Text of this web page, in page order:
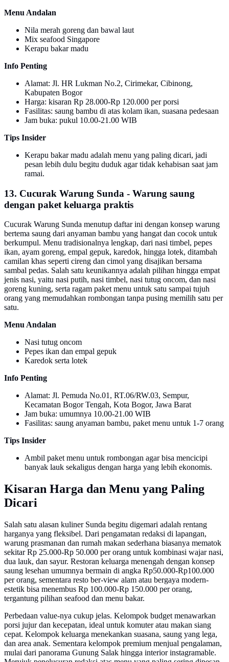
Menu Andalan
Nila merah goreng dan bawal laut
Mix seafood Singapore
Kerapu bakar madu
Info Penting
Alamat: Jl. HR Lukman No.2, Cirimekar, Cibinong,
Kabupaten Bogor
Harga: kisaran Rp 28.000-Rp 120.000 per porsi
Fasilitas: saung bambu di atas kolam ikan, suasana pedesaan
Jam buka: pukul 10.00-21.00 WIB
Tips Insider
Kerapu bakar madu adalah menu yang paling dicari, jadi
pesan lebih dulu begitu duduk agar tidak kehabisan saat jam
ramai.
13. Cucurak Warung Sunda - Warung saung
dengan paket keluarga praktis
Cucurak Warung Sunda menutup daftar ini dengan konsep warung
bertema saung dari anyaman bambu yang hangat dan cocok untuk
berkumpul. Menu tradisionalnya lengkap, dari nasi timbel, pepes
ikan, ayam goreng, empal gepuk, karedok, hingga lotek, ditambah
camilan khas seperti cireng dan cimol yang disajikan bersama
sambal pedas. Salah satu keunikannya adalah pilihan hingga empat
jenis nasi, yaitu nasi putih, nasi timbel, nasi tutug oncom, dan nasi
goreng kuning, serta ragam paket menu untuk satu sampai tujuh
orang yang memudahkan rombongan tanpa pusing memilih satu per
satu.
Menu Andalan
Nasi tutug oncom
Pepes ikan dan empal gepuk
Karedok serta lotek
Info Penting
Alamat: Jl. Pemuda No.01, RT.06/RW.03, Sempur,
Kecamatan Bogor Tengah, Kota Bogor, Jawa Barat
Jam buka: umumnya 10.00-21.00 WIB
Fasilitas: saung anyaman bambu, paket menu untuk 1-7 orang
Tips Insider
Ambil paket menu untuk rombongan agar bisa mencicipi
banyak lauk sekaligus dengan harga yang lebih ekonomis.
Kisaran Harga dan Menu yang Paling
Dicari
Salah satu alasan kuliner Sunda begitu digemari adalah rentang
harganya yang fleksibel. Dari pengamatan redaksi di lapangan,
warung prasmanan dan rumah makan sederhana biasanya mematok
sekitar Rp 25.000-Rp 50.000 per orang untuk kombinasi wajar nasi,
dua lauk, dan sayur. Restoran keluarga menengah dengan konsep
saung lesehan umumnya bermain di angka Rp50.000-Rp100.000
per orang, sementara resto ber-view alam atau bergaya modern-
estetik bisa menembus Rp 100.000-Rp 150.000 per orang,
tergantung pilihan seafood dan menu bakar.
Perbedaan value-nya cukup jelas. Kelompok budget menawarkan
porsi jujur dan kecepatan, ideal untuk komuter atau makan siang
cepat. Kelompok keluarga menekankan suasana, saung yang lega,
dan area anak. Sementara kelompok premium menjual pengalaman,
mulai dari panorama Gunung Salak hingga interior instagramable.